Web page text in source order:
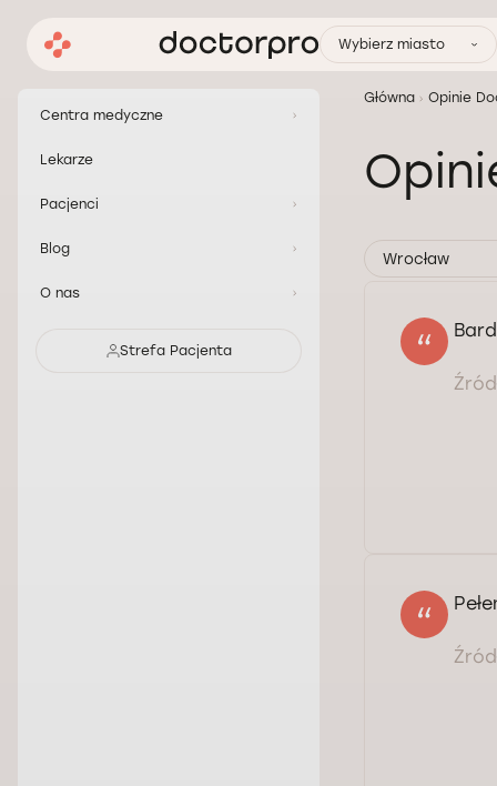
Wybierz miasto
Centra medyczne
Lekarze
Pacjenci
Blog
O nas
Strefa Pacjenta
Główna Opinie
Wrocław